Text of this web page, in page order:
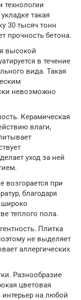
такая
30 тысяч тонн
прочность бетона.
высокой
в течение
вида. Такая
невозможно
Керамическая
влаги,
уход за ней
возгорается при
благодаря
широко
теплого пола.
Плитка
не выделяет
аллергических
Разнообразие
цветовая
на любой